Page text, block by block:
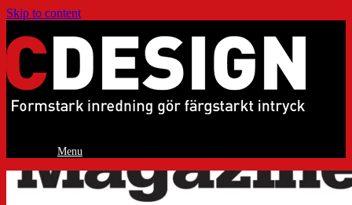
Skip to content
Menu